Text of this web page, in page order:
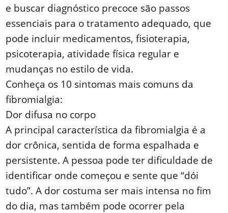
e buscar diagnóstico precoce são passos
essenciais para o tratamento adequado, que
pode incluir medicamentos, fisioterapia,
psicoterapia, atividade física regular e
mudanças no estilo de vida.
Conheça os 10 sintomas mais comuns da
fibromialgia:
Dor difusa no corpo
A principal característica da fibromialgia é a
dor crônica, sentida de forma espalhada e
persistente. A pessoa pode ter dificuldade de
identificar onde começou e sente que “dói
tudo”. A dor costuma ser mais intensa no fim
do dia, mas também pode ocorrer pela